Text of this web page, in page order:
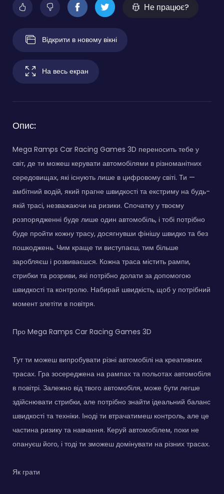
Не працює?
Відкрити в новому вікні
На весь екран
Опис:
Mega Ramps Car Racing Games 3D переносить тебе у
світ, де ти можеш керувати автомобілями в різноманітних
середовищах, які існують лише в цифровому світі. Ти —
амбітний водій, який прагне швидкості та екстриму на будь-
якій трасі, незважаючи на ризики. Спочатку у твоєму
розпорядженні буде лише один автомобіль, і тобі потрібно
буде пройти кожну трасу, досягнувши фінішу швидко та без
пошкоджень. Чим краще ти виступаєш, тим більше
заробляєш і розвиваєшся. Кожна траса містить рампи,
стрибки та розриви, які потрібно долати за допомогою
швидкості та контролю. Набирай швидкість, щоб у потрібний
момент злетіти в повітря.
Про Mega Ramps Car Racing Games 3D
Тут ти можеш випробувати різні автомобілі на креативних
трасах. Гра зосереджена на рампах та польотах автомобіля
в повітрі. Залежно від твого автомобіля, може бути легше
здійснювати стрибки, але потрібно знайти ідеальний баланс
швидкості та техніки. Іноді ти втрачатимеш контроль, але це
частина ризику та навчання. Керуй автомобілем, поки не
опануєш його, і тоді ти зможеш домінувати на різних трасах.
Як грати